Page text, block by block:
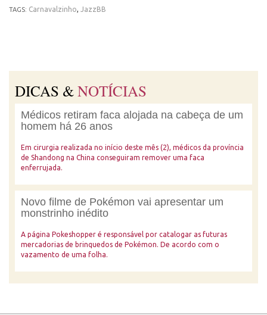
TAGS: Carnavalzinho, JazzBB
DICAS &NOTÍCIAS
Médicos retiram faca alojada na cabeça de um
homem há 26 anos
Em cirurgia realizada no início deste mês (2), médicos da província
de Shandong na China conseguiram remover uma faca
enferrujada.
Novo filme de Pokémon vai apresentar um
monstrinho inédito
A página Pokeshopper é responsável por catalogar as futuras
mercadorias de brinquedos de Pokémon. De acordo com o
vazamento de uma folha.